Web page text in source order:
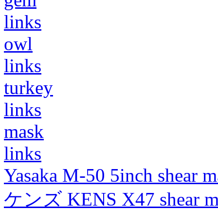
links
owl
links
turkey
links
mask
links
Yasaka M-50 5inch shear
ケンズ KENS X47 shear